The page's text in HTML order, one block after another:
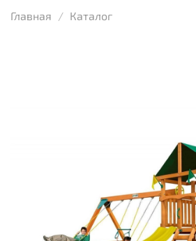
Главная Каталог